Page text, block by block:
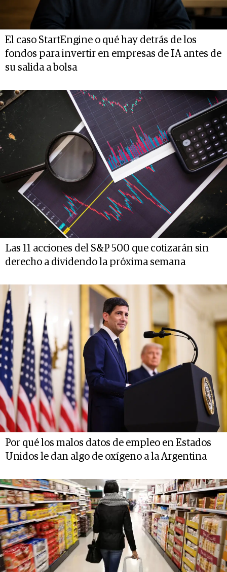
El caso StartEngine o qué hay detrás de los
fondos para invertir en empresas de IA antes de
su salida a bolsa
Las 11 acciones del S&P 500 que cotizarán sin
derecho a dividendo la próxima semana
Por qué los malos datos de empleo en Estados
Unidos le dan algo de oxígeno a la Argentina